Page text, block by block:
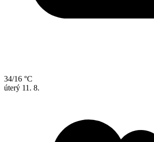
34/16 °C
úterý 11. 8.